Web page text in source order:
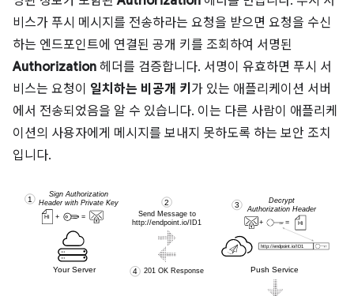
비스가 푸시 메시지를 전송하라는 요청을 받으면 요청을 수신
하는 엔드포인트에 연결된 공개 키를 조회하여 서명된
Authorization 헤더를 검증합니다. 서명이 유효하면 푸시 서
비스는 요청이 일치하는 비공개 키 가 있는 애플리케이션 서버
에서 전송되었음을 알 수 있습니다. 이는 다른 사람이 애플리케
이션의 사용자에게 메시지를 보내지 못하도록 하는 보안 조치
입니다.